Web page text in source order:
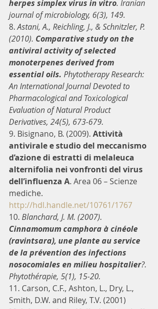
herpes simplex virus in vitro. Iranian
journal of microbiology, 6(3), 149.
8. Astani, A., Reichling, J., & Schnitzler, P.
(2010). Comparative study on the
antiviral activity of selected
monoterpenes derived from
essential oils. Phytotherapy Research:
An International Journal Devoted to
Pharmacological and Toxicological
Evaluation of Natural Product
Derivatives, 24(5), 673-679.
9. Bisignano, B. (2009). Attività
antivirale e studio del meccanismo
d’azione di estratti di melaleuca
alternifolia nei vonfronti del virus
dell’influenza A. Area 06 – Scienze
mediche.
http://hdl.handle.net/10761/1767
10. Blanchard, J. M. (2007).
Cinnamomum camphora à cinéole
(ravintsara), une plante au service
de la prévention des infections
nosocomiales en milieu hospitalier?.
Phytothérapie, 5(1), 15-20.
11. Carson, C.F., Ashton, L., Dry, L.,
Smith, D.W. and Riley, T.V. (2001)